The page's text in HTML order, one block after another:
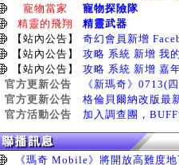
寵物當家
寵物探險隊
精靈的飛翔
精靈武器
【站內公告】
奇幻會員新增
【站內公告】
攻略 系統 新增 我
【站內公告】
攻略 系統 新增 嘉
官方更新公告
《新瑪奇》0713(
官方更新公告
格倫貝爾納改版最
官方活動公告
加入調查團，